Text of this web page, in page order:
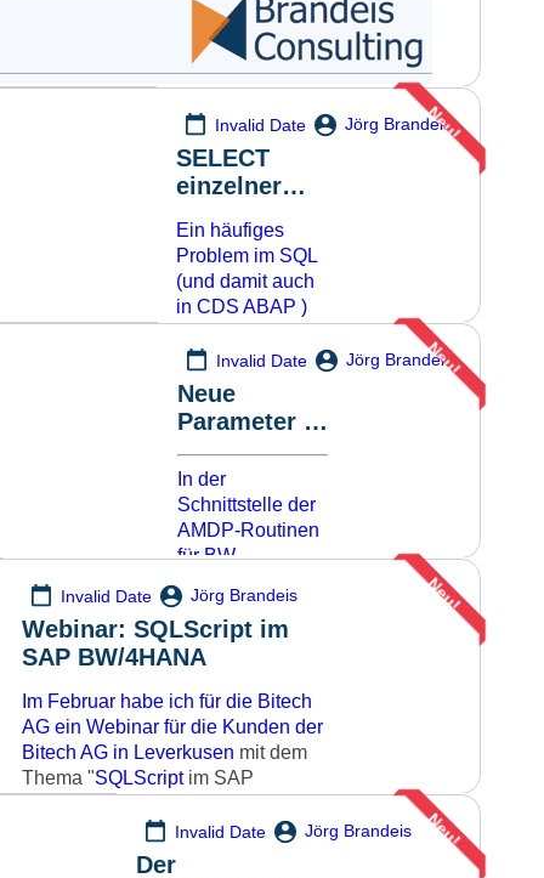
der Teilnehmer
Programm. Jetzt sogar wöchentlich
Invalid Date Jörg Brandeis
SELECT
einzelner
aus 1:N
Beziehungen
Ein häufiges
Problem im SQL
(und damit auch
in CDS ABAP )
Nachlesen
einzelner Daten
aus einer
anderen Tabelle
(hierLookup-
Tabelle
ohne dass sich
die Daten
ausmultiplizieren.
Solange eine :1
Beziehung
vorliegt, ist die
Lösung mit
einem normalen
Join trivial. Falls
aber mehrere Da
Neu!
Invalid Date Jörg Brandeis
Neue
Parameter in
der Signatur
der AMDP-
Routinen in
den BW-
Transformati
onen
In der
Schnittstelle der
AMDP-Routinen
für BW-
haben sich ein
paar neue
Parameter
Das ist
grundsätzlich zu
Begrüssen, da in
der "alten"
wesentlich mehr
Neu!
Invalid Date Jörg Brandeis
Webinar: SQLScript im
SAP BW/4HANA
Im Februar habe ich für die Bitech
AG ein Webinar für die Kunden der
Bitech AG in Leverkusen mit dem
Thema "SQLScriptim SAP
ABAP" gehalten.
SQLScript ist der SQL-Dialekt der
Neu!
Invalid Date Jörg Brandeis
Der
Neu!